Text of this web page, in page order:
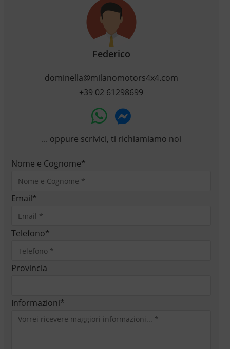
Federico
dominella@milanomotors4x4.com
+39 02 61298699
... oppure scrivici, ti richiamiamo noi
Nome e Cognome*
Email*
Telefono*
Provincia
Informazioni*